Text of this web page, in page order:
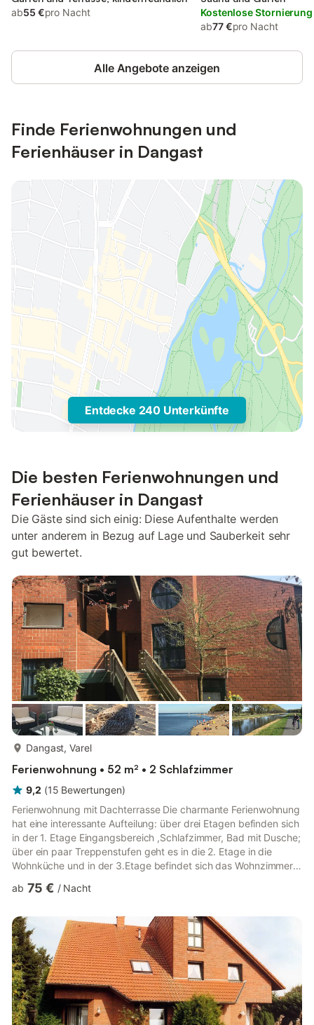
ab55 €pro Nacht
Kostenlose Stornierung
ab77 €pro Nacht
Alle Angebote anzeigen
Finde Ferienwohnungen und
Ferienhäuser in Dangast
Entdecke 240 Unterkünfte
Die besten Ferienwohnungen und
Ferienhäuser in Dangast
Die Gäste sind sich einig: Diese Aufenthalte werden
unter anderem in Bezug auf Lage und Sauberkeit sehr
gut bewertet.
Dangast, Varel
Ferienwohnung • 52 m² • 2 Schlafzimmer
9,2 (15 Bewertungen)
Ferienwohnung mit Dachterrasse Die charmante Ferienwohnung
hat eine interessante Aufteilung: über drei Etagen befinden sich
in der 1. Etage Eingangsbereich ,Schlafzimmer, Bad mit Dusche;
über ein paar Treppenstufen geht es in die 2. Etage in die
Wohnküche und in der 3.Etage befindet sich das Wohnzimmer
für 1-2 Kinder (ab 6 J) eine Schlafkoje mit einem Bett
einem Aufgang wie zu einem Hochbett.Für kleinere Kinder stelle
ich gerne ein Gästebett oder Kinderbett mit ins Eltern...
ab 75 € / Nacht